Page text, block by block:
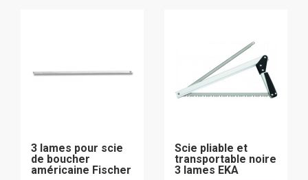
3 lames pour scie
de boucher
américaine Fischer
Scie pliable et
transportable noire
3 lames EKA